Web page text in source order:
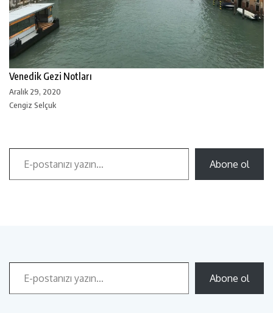
Venedik Gezi Notları
Aralık 29, 2020
Cengiz Selçuk
Abone ol
Abone ol